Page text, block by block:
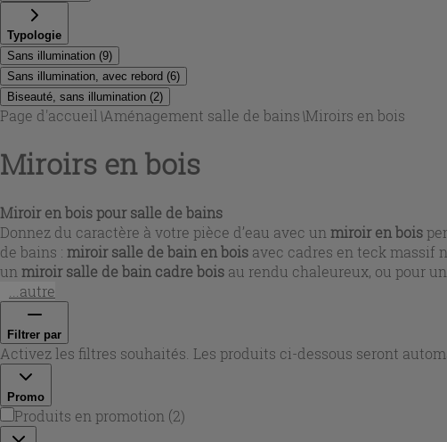
Typologie
Sans illumination (9)
Sans illumination, avec rebord (6)
Biseauté, sans illumination (2)
Page d'accueil \Aménagement salle de bains\Miroirs en bois
Miroirs en bois
Miroir en bois pour salle de bains
Donnez du caractère à votre pièce d’eau avec un miroir en bois
de bains : miroir salle de bain en bois avec cadres en teck massif
un miroir salle de bain cadre bois au rendu chaleureux, ou pour un
...autre
Filtrer par
Activez les filtres souhaités. Les produits ci-dessous seront
Promo
Produits en promotion (2)